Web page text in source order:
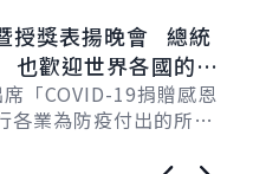
授獎表揚晚會 總統
歡迎世界各國的朋
「COVID-19捐贈感恩
各業為防疫付出的所有